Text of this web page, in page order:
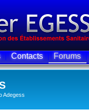
Contacts Forums
Adegess